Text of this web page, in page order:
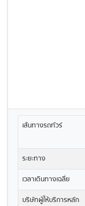
เส้นทางรถทัวร์
ระยะทาง
เวลาเดินทางเฉลี่ย
บริษัทผู้ให้บริการหลัก